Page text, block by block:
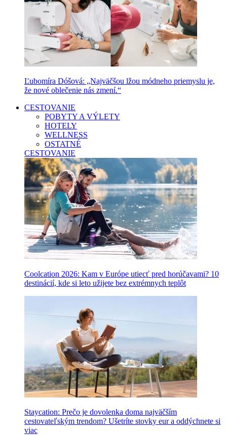
Ľubomíra Dóšová: „Najväčšou lžou módneho priemyslu je,
že nové oblečenie nás zmení.“
CESTOVANIE
POBYTY A VÝLETY
HOTELY
WELLNESS
OSTATNÉ
CESTOVANIE
Coolcation 2026: Kam v Európe utiecť pred horúčavami? 10
destinácií, kde si leto užijete bez extrémnych teplôt
Staycation: Prečo je dovolenka doma najväčším
cestovateľským trendom? Ušetríte stovky eur a oddýchnete si
viac